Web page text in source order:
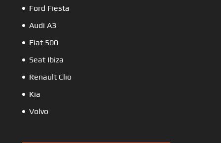
Ford Fiesta
Audi A3
Fiat 500
Seat Ibiza
Renault Clio
Kia
Volvo